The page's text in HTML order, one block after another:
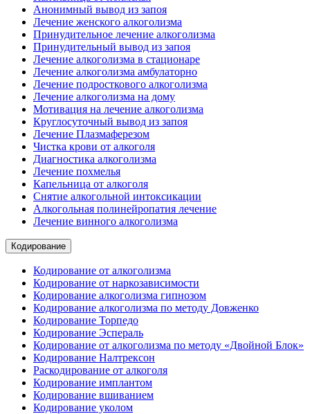
Анонимный вывод из запоя
Лечение женского алкоголизма
Принудительное лечение алкоголизма
Принудительный вывод из запоя
Лечение алкоголизма в стационаре
Лечение алкоголизма амбулаторно
Лечение подросткового алкоголизма
Лечение алкоголизма на дому
Мотивация на лечение алкоголизма
Круглосуточный вывод из запоя
Лечение Плазмаферезом
Чистка крови от алкоголя
Диагностика алкоголизма
Лечение похмелья
Капельница от алкоголя
Снятие алкогольной интоксикации
Алкогольная полинейропатия лечение
Лечение винного алкоголизма
Кодирование
Кодирование от алкоголизма
Кодирование от наркозависимости
Кодирование алкоголизма гипнозом
Кодирование алкоголизма по методу Довженко
Кодирование Торпедо
Кодирование Эспераль
Кодирование от алкоголизма по методу «Двойной Блок»
Кодирование Налтрексон
Раскодирование от алкоголя
Кодирование имплантом
Кодирование вшиванием
Кодирование уколом